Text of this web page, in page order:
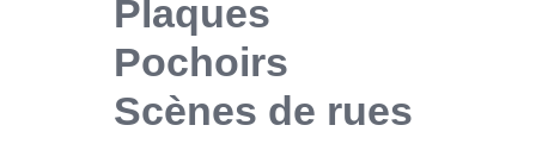
Plaques
Pochoirs
Scènes de rues